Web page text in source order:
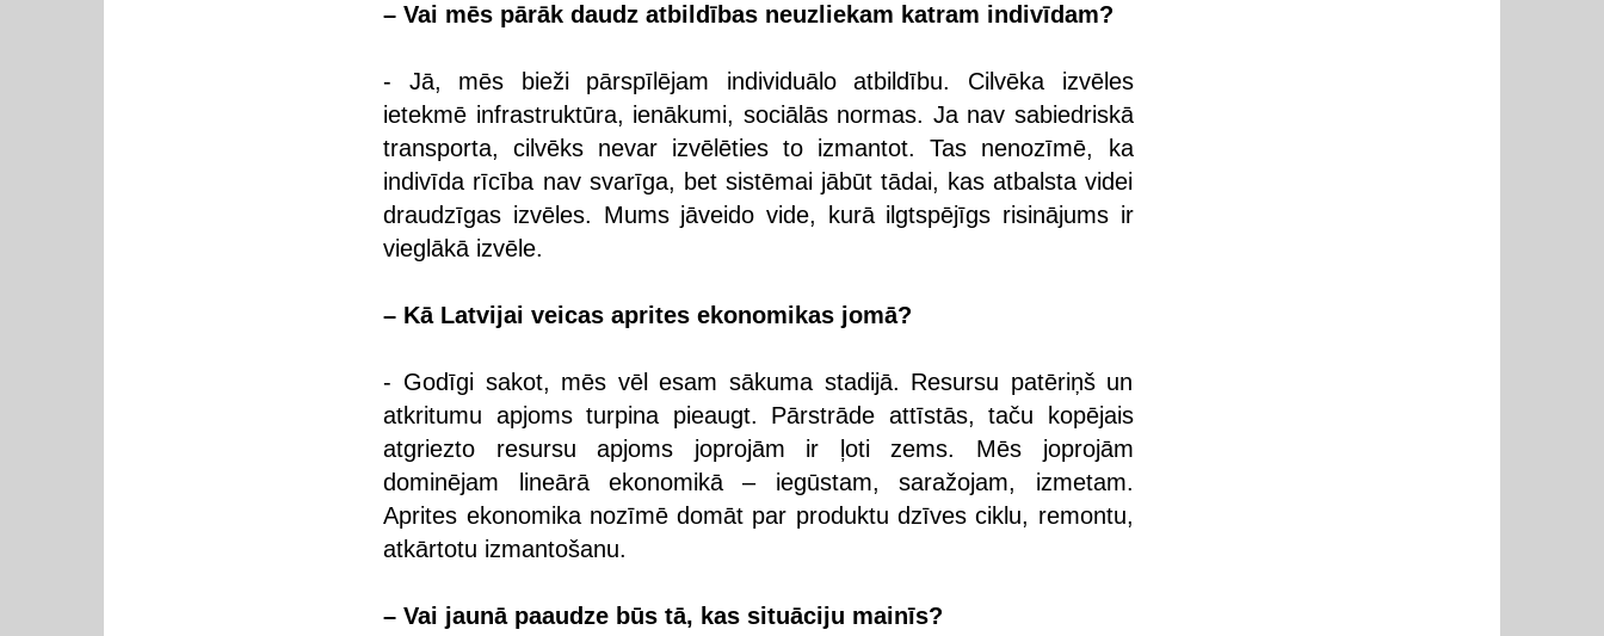
– Vai mēs pārāk daudz atbildības neuzliekam katram indivīdam?
- Jā, mēs bieži pārspīlējam individuālo atbildību. Cilvēka izvēles
ietekmē infrastruktūra, ienākumi, sociālās normas. Ja nav sabiedriskā
transporta, cilvēks nevar izvēlēties to izmantot. Tas nenozīmē, ka
indivīda rīcība nav svarīga, bet sistēmai jābūt tādai, kas atbalsta videi
draudzīgas izvēles. Mums jāveido vide, kurā ilgtspējīgs risinājums ir
vieglākā izvēle.
– Kā Latvijai veicas aprites ekonomikas jomā?
- Godīgi sakot, mēs vēl esam sākuma stadijā. Resursu patēriņš un
atkritumu apjoms turpina pieaugt. Pārstrāde attīstās, taču kopējais
atgriezto resursu apjoms joprojām ir ļoti zems. Mēs joprojām
dominējam lineārā ekonomikā – iegūstam, saražojam, izmetam.
Aprites ekonomika nozīmē domāt par produktu dzīves ciklu, remontu,
atkārtotu izmantošanu.
– Vai jaunā paaudze būs tā, kas situāciju mainīs?